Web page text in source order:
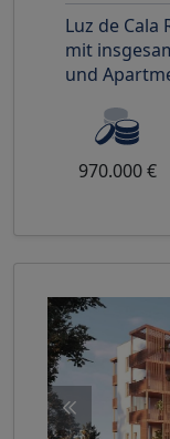
Luz de Cala
mit
und
970.000 €